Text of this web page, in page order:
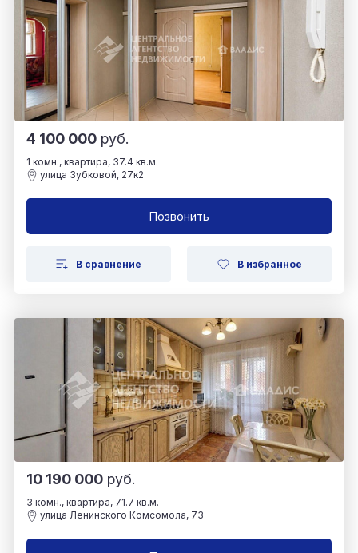
4 100 000 руб.
1 комн., квартира, 37.4 кв.м.
улица Зубковой, 27к2
Позвонить
В сравнение В избранное
10 190 000 руб.
3 комн., квартира, 71.7 кв.м.
улица Ленинского Комсомола, 73